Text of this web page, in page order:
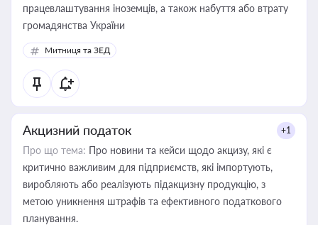
працевлаштування іноземців, а також набуття або втрату
громадянства України
Митниця та ЗЕД
Акцизний податок +1
Про що тема: Про новини та кейси щодо акцизу, які є
критично важливим для підприємств, які імпортують,
виробляють або реалізують підакцизну продукцію, з
метою уникнення штрафів та ефективного податкового
планування.